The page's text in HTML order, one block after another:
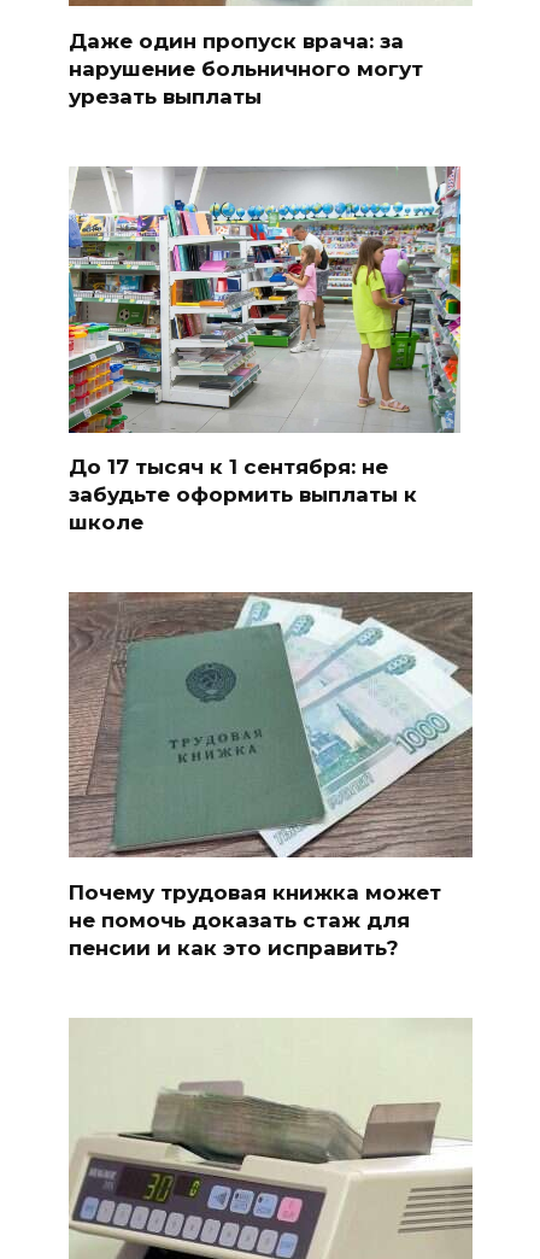
Даже один пропуск врача: за
нарушение больничного могут
урезать выплаты
До 17 тысяч к 1 сентября: не
забудьте оформить выплаты к
школе
Почему трудовая книжка может
не помочь доказать стаж для
пенсии и как это исправить?